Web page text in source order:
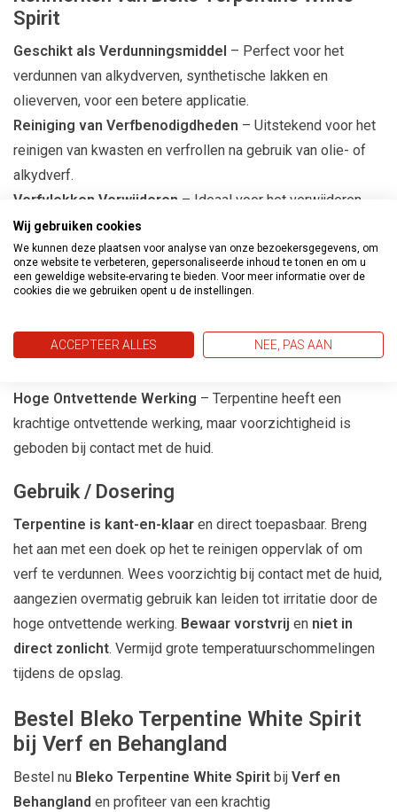
Spirit
Geschikt als Verdunningsmiddel – Perfect voor het
verdunnen van alkydverven, synthetische lakken en
olieverven, voor een betere applicatie.
Reiniging van Verfbenodigdheden – Uitstekend voor het
reinigen van kwasten en verfrollen na gebruik van olie- of
alkydverf.
Verfvlekken Verwijderen – Ideaal voor het verwijderen
van hardnekkige verfspatten op
Niet Geschikt voor Latex of Acrylverf– Let op, deze
terpentine is niet geschikt voor het verdunnen van latex- of
acrylverf.
ontwikkeld voorprofessioneel gebruik, wat zorgt voor
Hoge Ontvettende Werking – Terpentine heeft een
krachtige ontvettende werking, maar voorzichtigheid is
geboden bij contact met de huid.
Gebruik / Dosering
Terpentine is kant-en-klaar en direct toepasbaar. Breng
het aan met een doek op het te reinigen oppervlak of om
verf te verdunnen. Wees voorzichtig bij contact met de huid,
aangezien overmatig gebruik kan leiden tot irritatie door de
hoge ontvettende werking. Bewaar vorstvrij en niet in
direct zonlicht. Vermijd grote temperatuurschommelingen
tijdens de opslag.
Bestel Bleko Terpentine White Spirit
bij Verf en Behangland
Bestel nu Bleko Terpentine White Spirit bij Verf en
Behangland en profiteer van een krachtig
Wij gebruiken cookies
We kunnen deze plaatsen voor analyse van onze bezoekersgegevens, om
onze website te verbeteren, gepersonaliseerde inhoud te tonen en om u
een geweldige website-ervaring te bieden. Voor meer informatie over de
cookies die we gebruiken opent u de instellingen.
ACCEPTEER ALLES NEE, PAS AAN